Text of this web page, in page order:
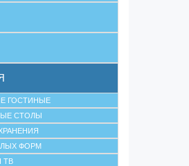
ГОСТИНЫЕ
СТОЛЫ
ФОРМ
ТВ